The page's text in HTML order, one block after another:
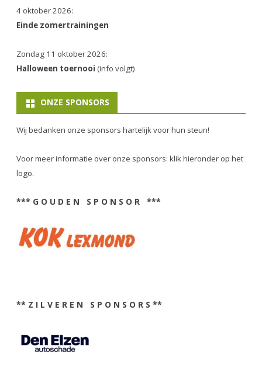
4 oktober 2026:
Einde zomertrainingen
Zondag 11 oktober 2026:
Halloween toernooi (info volgt)
ONZE SPONSORS
Wij bedanken onze sponsors hartelijk voor hun steun!
Voor meer informatie over onze sponsors: klik hieronder op het
logo.
*** G O U D E N S P O N S O R ***
** Z I L V E R E N S P O N S O R S **